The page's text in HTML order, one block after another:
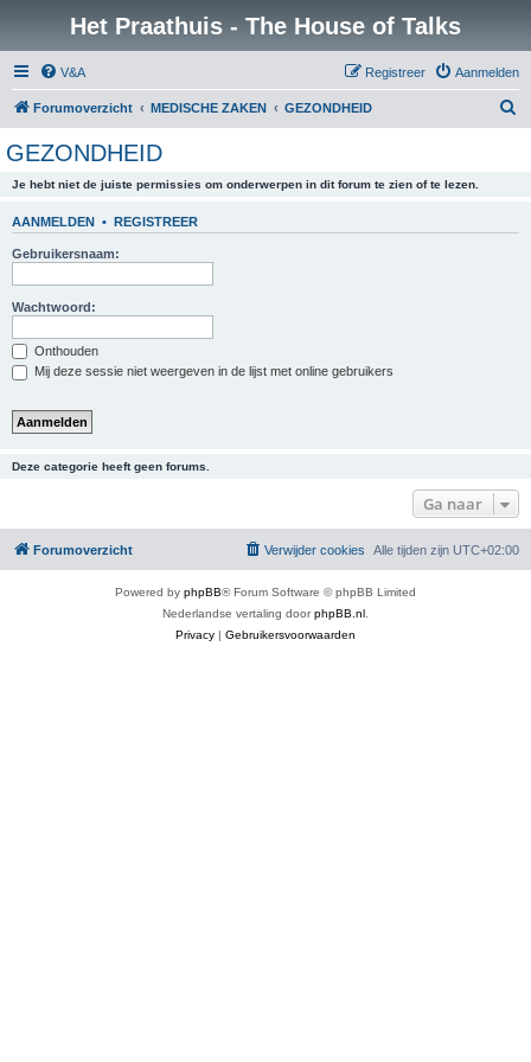
Het Praathuis - The House of Talks
V&A Aanmelden
Registreer
Forumoverzicht MEDISCHE ZAKEN GEZONDHEID
GEZONDHEID
Je hebt niet de juiste permissies om onderwerpen in dit forum te zien of te lezen.
AANMELDEN • REGISTREER
Gebruikersnaam:
Wachtwoord:
Onthouden
Mij deze sessie niet weergeven in de lijst met online gebruikers
Deze categorie heeft geen forums.
Ga naar
Forumoverzicht Alle tijden zijn UTC+02:00
Verwijder cookies
Powered by phpBB® Forum Software © phpBB Limited
Nederlandse vertaling doorphpBB.nl
Privacy | Gebruikersvoorwaarden